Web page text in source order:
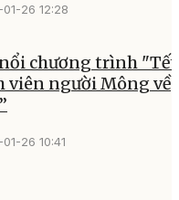
26 12:28
chương trình "Tết
viên người Mông về
26 10:41